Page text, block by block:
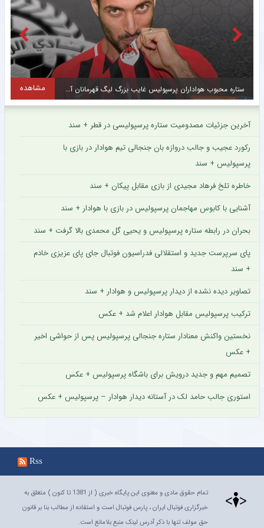
حمایت تمام قد برانکو از اسکوچیچ ؛ ایران به دنبال بلندپروازی در جام جهانی قطر است مشاهده
آخرین جزئیات مصدومیت ستاره پرسپولیسی در قطر + سند
رکورد عجیب و جالب دروازه بان جنجالی تیم هوادار در بازی با
پرسپولیس + سند
خاطره تلخ فرهاد مجیدی از بازی مقابل پیکان + سند
آشنایی با کابوس مهاجمان پرسپولیس در بازی با هوادار + سند
بحران در رابطه ستاره پرسپولیس و یحیی گل محمدی بالا گرفت + سند
پای سرپرست جدید و استقلالی فدراسیون فوتبال جای پای عزیزی خادم
+ سند
تصاویر دیده نشده از دیدار پرسپولیس و هوادار + سند
ترکیب پرسپولیس مقابل هوادار اعلام شد + عکس
نخستین واکنش معنادار ستاره جنجالی پرسپولیس پس از حواشی اخیر
+ عکس
تصمیم مهم و جدید درویش برای باشگاه پرسپولیس + عکس
استوری جالب حامد لک در آستانه دیدار هوادار – پرسپولیس + عکس
Rss
تمام حقوق مادی و معنوی این پایگاه خبری ( از 1381 تا کنون ) متعلق به
خبرگزاری فوتبال ایران ، پارس فوتبال است و استفاده از مطالب بنا بر قانون
حق مولف تنها با ذکر آدرس لینک منبع بلامانع است.